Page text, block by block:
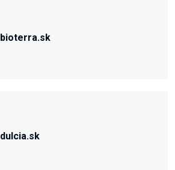
bioterra.sk
dulcia.sk